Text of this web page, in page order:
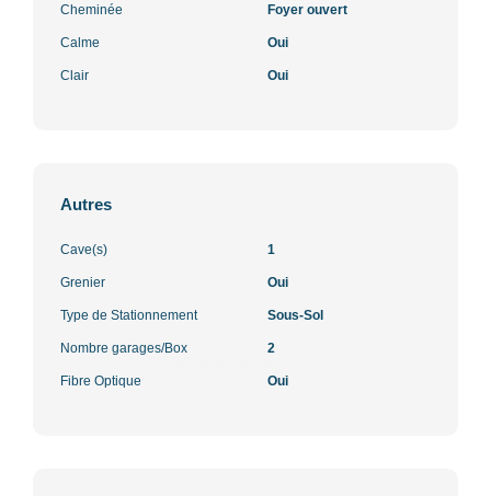
Cheminée Foyer ouvert
Calme Oui
Clair Oui
Autres
Cave(s) 1
Grenier Oui
Type de Stationnement Sous-Sol
Nombre garages/Box 2
Fibre Optique Oui